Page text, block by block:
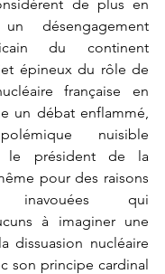
de plus en
désengagement
du continent
épineux du rôle de
française en
un débat enflammé,
nuisible
le président de la
pour des raisons
inavouées qui
à imaginer une
dissuasion nucléaire
son principe cardinal